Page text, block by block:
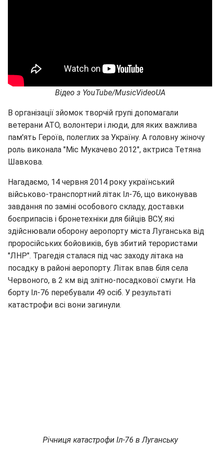
Відео з YouTube/MusicVideoUA
В організації зйомок творчій групі допомагали
ветерани АТО, волонтери і люди, для яких важлива
пам'ять Героїв, полеглих за Україну. А головну жіночу
роль виконала "Міс Мукачево 2012", актриса Тетяна
Шавкова.
Нагадаємо, 14 червня 2014 року український
військово-транспортний літак Іл-76, що виконував
завдання по заміні особового складу, доставки
боєприпасів і бронетехніки для бійців ВСУ, які
здійснювали оборону аеропорту міста Луганська від
проросійських бойовиків, був збитий терористами
"ЛНР". Трагедія сталася під час заходу літака на
посадку в районі аеропорту. Літак впав біля села
Червоного, в 2 км від злітно-посадкової смуги. На
борту Іл-76 перебували 49 осіб. У результаті
катастрофи всі вони загинули.
Річниця катастрофи Іл-76 в Луганську